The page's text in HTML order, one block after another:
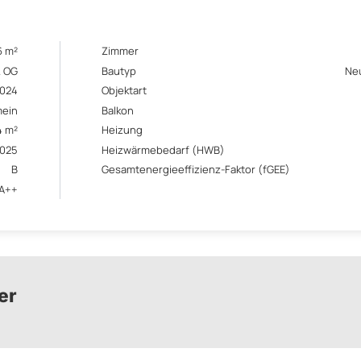
m²
Zimmer
OG
Bautyp
Objektart
Balkon
m²
Heizung
Heizwärmebedarf (HWB)
B
Gesamtenergieeffizienz-Faktor (fGEE)